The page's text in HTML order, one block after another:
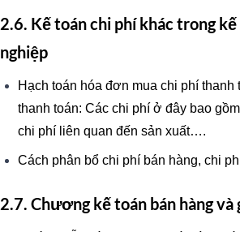
2.6. Kế toán chi phí khác trong
nghiệp
Hạch toán hóa đơn mua chi phí thanh
thanh toán: Các chi phí ở đây bao
chi phí liên quan đến sản xuất….
Cách phân bổ chi phí bán hàng, chi
2.7. Chương kế toán bán hàng và